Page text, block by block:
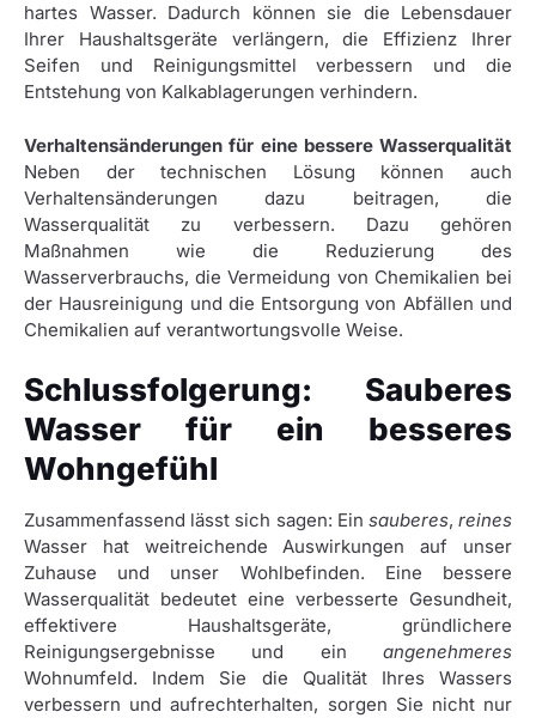
hartes Wasser. Dadurch können sie die Lebensdauer
Ihrer Haushaltsgeräte verlängern, die Effizienz Ihrer
Seifen und Reinigungsmittel verbessern und die
Entstehung von Kalkablagerungen verhindern.
Verhaltensänderungen für eine bessere Wasserqualität
Neben der technischen Lösung können auch
Verhaltensänderungen dazu beitragen, die
Wasserqualität zu verbessern. Dazu gehören
Maßnahmen wie die Reduzierung des
Wasserverbrauchs, die Vermeidung von Chemikalien bei
der Hausreinigung und die Entsorgung von Abfällen und
Chemikalien auf verantwortungsvolle Weise.
Schlussfolgerung: Sauberes
Wasser für ein besseres
Wohngefühl
Zusammenfassend lässt sich sagen: Ein sauberes,reines
Wasser hat weitreichende Auswirkungen auf unser
Zuhause und unser Wohlbefinden. Eine bessere
Wasserqualität bedeutet eine verbesserte Gesundheit,
effektivere Haushaltsgeräte, gründlichere
Reinigungsergebnisse und ein angenehmeres
Wohnumfeld. Indem Sie die Qualität Ihres Wassers
verbessern und aufrechterhalten, sorgen Sie nicht nur